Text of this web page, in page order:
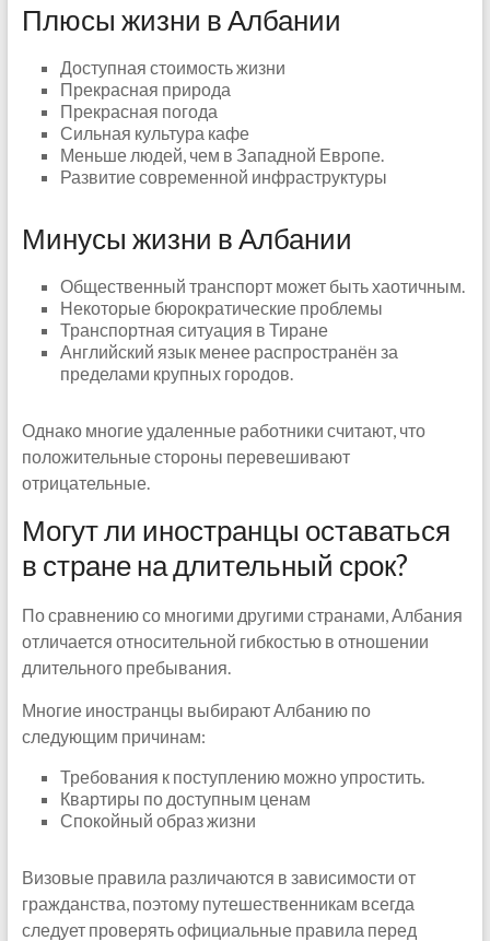
Плюсы жизни в Албании
Доступная стоимость жизни
Прекрасная природа
Прекрасная погода
Сильная культура кафе
Меньше людей, чем в Западной Европе.
Развитие современной инфраструктуры
Минусы жизни в Албании
Общественный транспорт может быть хаотичным.
Некоторые бюрократические проблемы
Транспортная ситуация в Тиране
Английский язык менее распространён за
пределами крупных городов.
Однако многие удаленные работники считают, что
положительные стороны перевешивают
отрицательные.
Могут ли иностранцы оставаться
в стране на длительный срок?
По сравнению со многими другими странами, Албания
отличается относительной гибкостью в отношении
длительного пребывания.
Многие иностранцы выбирают Албанию по
следующим причинам:
Требования к поступлению можно упростить.
Квартиры по доступным ценам
Спокойный образ жизни
Визовые правила различаются в зависимости от
гражданства, поэтому путешественникам всегда
следует проверять официальные правила перед